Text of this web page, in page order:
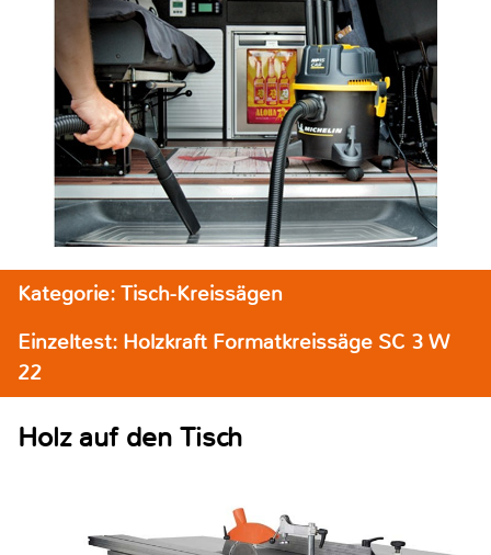
Kategorie: Tisch-Kreissägen
Einzeltest: Holzkraft Formatkreissäge SC 3 W
22
Holz auf den Tisch